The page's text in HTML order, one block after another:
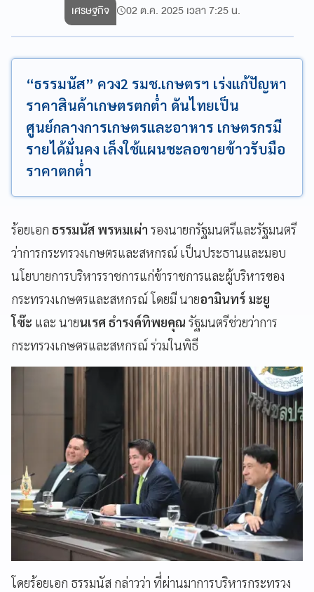
เศรษฐกิจ 02 ต.ค. 2025 เวลา 7:25 น.
“ธรรมนัส” ควง2 รมช.เกษตรฯ เร่งแก้ปัญหา
ราคาสินค้าเกษตรตกต่ำ ดันไทยเป็น
ศูนย์กลางการเกษตรและอาหาร เกษตรกรมี
รายได้มั่นคง เล็งใช้แผนชะลอขายข้าวรับมือ
ราคาตกต่ำ
ร้อยเอก ธรรมนัส พรหมเผ่า รองนายกรัฐมนตรีและรัฐมนตรี
ว่าการกระทรวงเกษตรและสหกรณ์ เป็นประธานและมอบ
นโยบายการบริหารราชการแก่ข้าราชการและผู้บริหารของ
กระทรวงเกษตรและสหกรณ์ โดยมี นายอามินทร์ มะยู
โซ๊ะ และ นายนเรศ ธำรงค์ทิพยคุณ รัฐมนตรีช่วยว่าการ
กระทรวงเกษตรและสหกรณ์ ร่วมในพิธี
โดยร้อยเอก ธรรมนัส กล่าวว่า ที่ผ่านมาการบริหารกระทรวง